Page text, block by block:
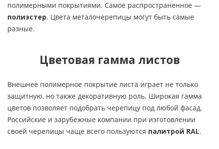
полимерными покрытиями. Самое распространенное —
полиэстер. Цвета металочерепицы могут быть самые
разные.
Цветовая гамма листов
Внешнее полимерное покрытие листа играет не только
защитную, но также декоративную роль. Широкая гамма
цветов позволяет подобрать черепицу под любой фасад.
Российские и зарубежные компании при изготовлении
своей черепицы чаще всего пользуются палитрой RAL.